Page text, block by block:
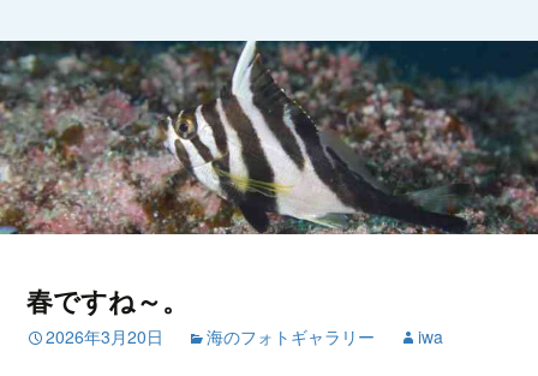
春ですね～。
2026年3月20日 海のフォトギャラリー iwa